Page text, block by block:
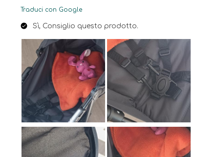
Traduci con Google
Sì, Consiglio questo prodotto.